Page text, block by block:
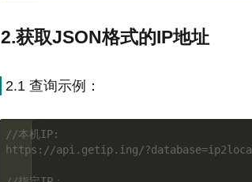
2.获取JSON格式的IP地址
2.1 查询示例：
//本机IP:
https://api.getip.ing/